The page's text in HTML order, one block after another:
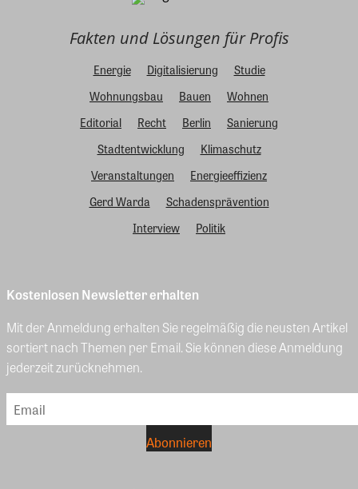
Fakten und Lösungen für Profis
Energie Digitalisierung
Studie
Wohnungsbau
Bauen
Wohnen
Editorial
Recht Berlin
Sanierung
Stadtentwicklung
Klimaschutz
Veranstaltungen
Energieeffizienz
Gerd Warda
Schadensprävention
Interview
Politik
Kostenlosen Newsletter erhalten
Mit der Anmeldung erhalten Sie regelmäßig die neusten Artikel
sortiert nach Themen per Email. Sie können diese Anmeldung
jederzeit zurücknehmen.